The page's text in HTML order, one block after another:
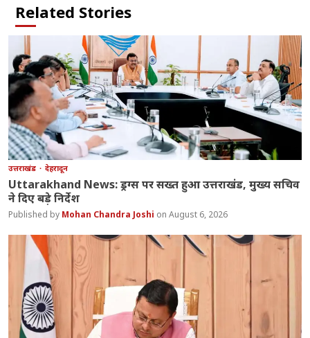
Related Stories
उत्तराखंड देहरादून
Uttarakhand News: ड्रग्स पर सख्त हुआ उत्तराखंड, मुख्य सचिव
ने दिए बड़े निर्देश
Mohan Chandra Joshi August 6, 2026